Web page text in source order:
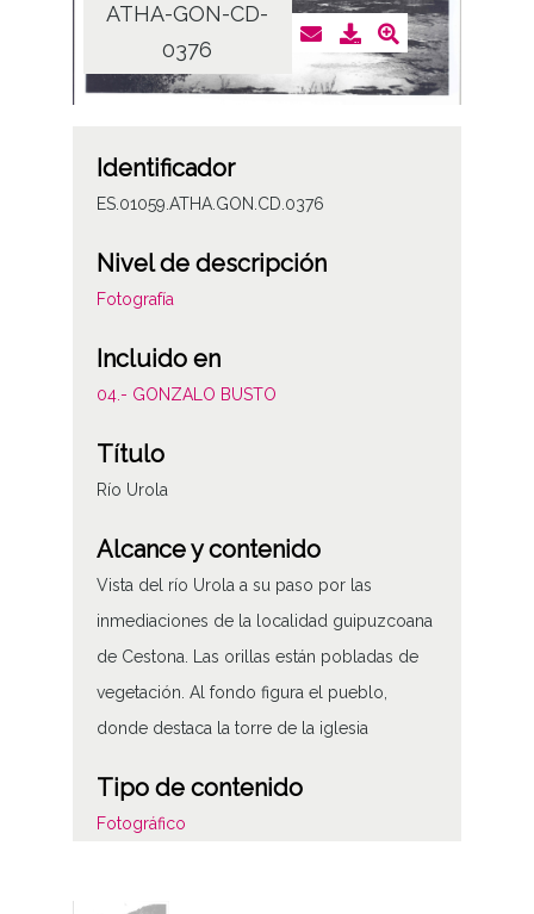
ATHA-GON-CD-
0376
Identificador
ES.01059.ATHA.GON.CD.0376
Nivel de descripción
Fotografía
Incluido en
04.- GONZALO BUSTO
Título
Río Urola
Alcance y contenido
Vista del río Urola a su paso por las
inmediaciones de la localidad guipuzcoana
de Cestona. Las orillas están pobladas de
vegetación. Al fondo figura el pueblo,
donde destaca la torre de la iglesia
Tipo de contenido
Fotográfico